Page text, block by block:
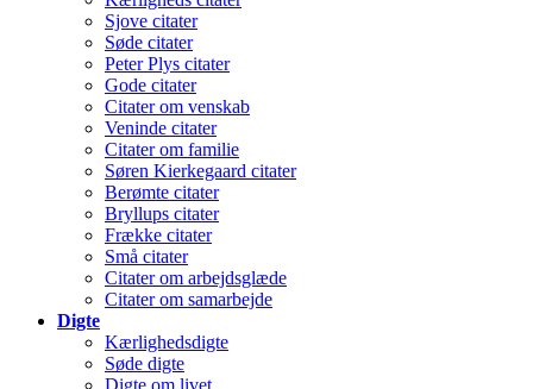
Sjove citater
Søde citater
Peter Plys citater
Gode citater
Citater om venskab
Veninde citater
Citater om familie
Søren Kierkegaard citater
Berømte citater
Bryllups citater
Frække citater
Små citater
Citater om arbejdsglæde
Citater om samarbejde
Digte
Kærlighedsdigte
Søde digte
Digte om livet